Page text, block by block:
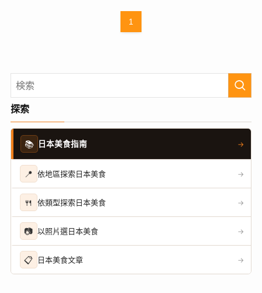
1
探索
📚 日本美食指南 →
📍 依地區探索日本美食 →
🍴 依類型探索日本美食 →
📷 以照片選日本美食 →
📋 日本美食文章 →